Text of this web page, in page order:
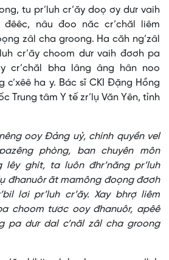
tu pr’luh cr’ăy doọ ơy dưr vaih
đêêc, nâu đoo năc cr’chăl liêm
zâl cha groong. Ha căh ng’zâl
cr’ăy choom dưr vaih đơơh pa
cr’chăl bha lâng âng hân noo
c’xêê ha y. Bác sĩ CKI Đặng Hồng
Trung tâm Y tế zr’lụ Văn Yên, tỉnh
ooy Đảng uỷ, chính quyền vel
phòng, ban chuyên môn
lêy ghít, ta luôn đhr’năng pr’luh
đhanuôr ăt mamông đoọng đơơh
lơi pr’luh cr’ăy. Xay bhrợ liêm
choom tươc ooy đhanuôr, apêê
pa dưr dal c’năl zâl cha groong